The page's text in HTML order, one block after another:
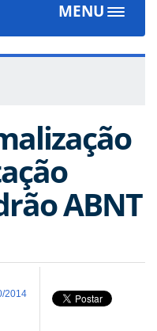
MENU
Toggle
ABNT
2014